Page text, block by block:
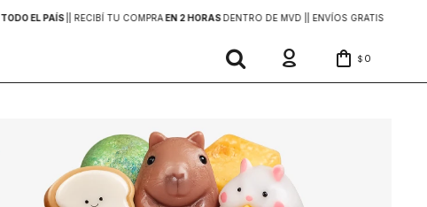
TODO EL PAÍS | RECIBÍ TU COMPRAEN 2 HORASDENTRO DE MVD | | ENVÍOS GRATIS
$ 0